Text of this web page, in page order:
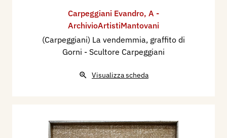
Carpeggiani Evandro, A -
ArchivioArtistiMantovani
(Carpeggiani) La vendemmia, graffito di
Gorni - Scultore Carpeggiani
Visualizza scheda